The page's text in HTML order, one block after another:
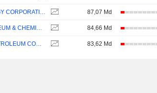
VALERO ENERGY CORPORATION 87,07 Md
CHINA PETROLEUM & CHEMICAL CORPORATION 84,66 Md
MARATHON PETROLEUM CORPORATION 83,62 Md